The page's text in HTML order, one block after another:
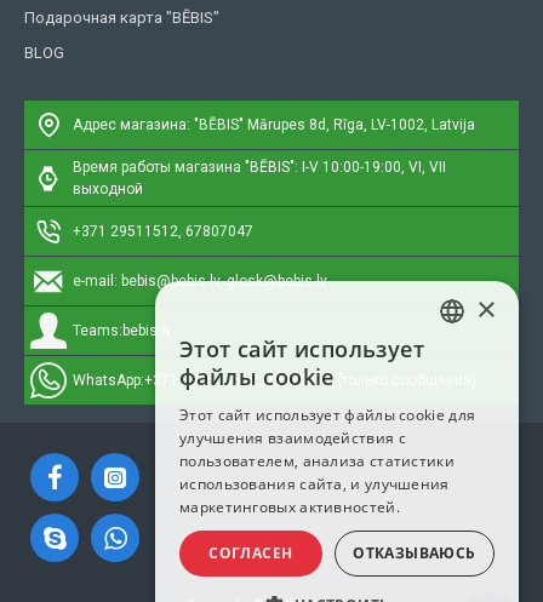
Подарочная карта "BĒBIS"
BLOG
Адрес магазина: "BĒBIS" Mārupes 8d, Rīga, LV-1002, Latvija
Время работы магазина "BĒBIS": I-V 10:00-19:00, VI, VII
выходной
+371 29511512, 67807047
e-mail: bebis@bebis.lv, glosk@bebis.lv
Teams: bebis.lv
WhatsApp:+371 295511512, 20579272 (только сообщения)
×
Этот сайт использует
файлы cookie
Этот сайт использует файлы cookie для
улучшения взаимодействия с
пользователем, анализа статистики
использования сайта, и улучшения
маркетинговых активностей.
СОГЛАСЕН ОТКАЗЫВАЮСЬ